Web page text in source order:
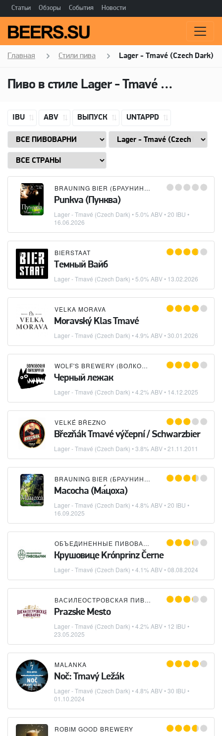
Статьи Обзоры События Новости
Главная Стили пива Lager - Tmavé (Czech Dark)
Пиво в стиле Lager - Tmavé (Czech Dark)
IBU ABV ВЫПУСК UNTAPPD
BRAUNING BIER (БРАУНИНГ БИР)
Punkva (Пунква)
Lager - Tmavé (Czech Dark) • 5.0% ABV • 20 IBU •
16.06.2026
BIERSTAAT
Темный Вайб
Lager - Tmavé (Czech Dark) • 5.0% ABV • 13.02.2026
VELKA MORAVA
Moravský Klas Tmavé
Lager - Tmavé (Czech Dark) • 4.9% ABV •30.01.2026
WOLF'S BREWERY (ВОЛКОВСКАЯ ПИВОВАРНЯ)
Черный лежак
Lager - Tmavé (Czech Dark) • 4.2% ABV • 14.12.2025
VELKÉ BŘEZNO
Březňák Tmavé výčepní / Schwarzbier
Lager - Tmavé (Czech Dark) • 3.8% ABV •21.11.2011
BRAUNING BIER (БРАУНИНГ БИР)
Macocha (Ма́цоха)
Lager - Tmavé (Czech Dark) • 4.8% ABV • 20 IBU •
16.09.2025
ОБЪЕДИНЕННЫЕ ПИВОВАРНИ - ХОЛДИНГ
Крушовице Krónprinz Černe
Lager - Tmavé (Czech Dark) • 4.1% ABV •08.08.2024
ВАСИЛЕОСТРОВСКАЯ ПИВОВАРНЯ
Prazske Mesto
Lager - Tmavé (Czech Dark) • 4.2% ABV • 12 IBU •
23.05.2025
MALANKA
Noč: Tmavý Ležák
Lager - Tmavé (Czech Dark) • 4.8% ABV • 30 IBU •
01.10.2024
ROBIM GOOD BREWERY